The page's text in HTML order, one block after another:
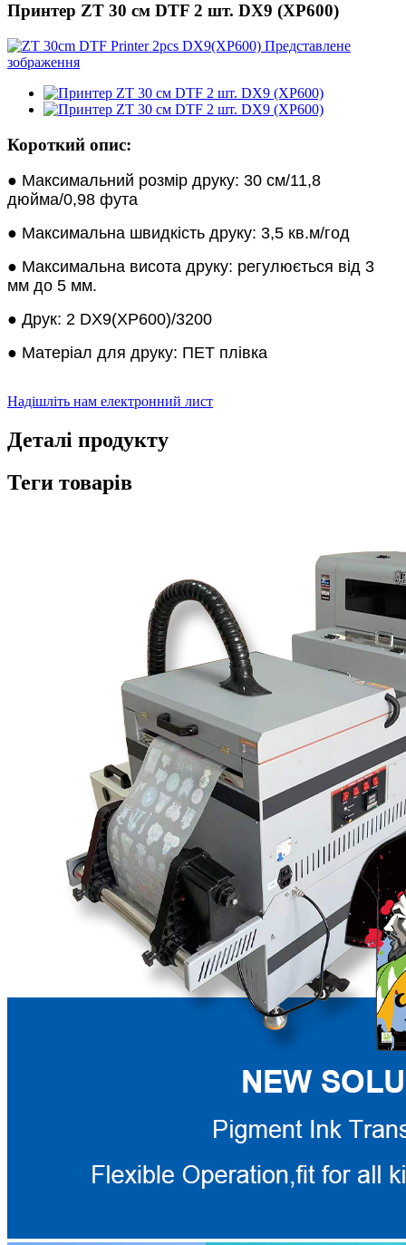
Принтер ZT 30 см DTF 2 шт. DX9 (XP600)
Короткий опис:
● Максимальний розмір друку: 30 см/11,8
дюйма/0,98 фута
● Максимальна швидкість друку: 3,5 кв.м/год
● Максимальна висота друку: регулюється від 3
мм до 5 мм.
● Друк: 2 DX9(XP600)/3200
● Матеріал для друку: ПЕТ плівка
Надішліть нам електронний лист
Деталі продукту
Теги товарів